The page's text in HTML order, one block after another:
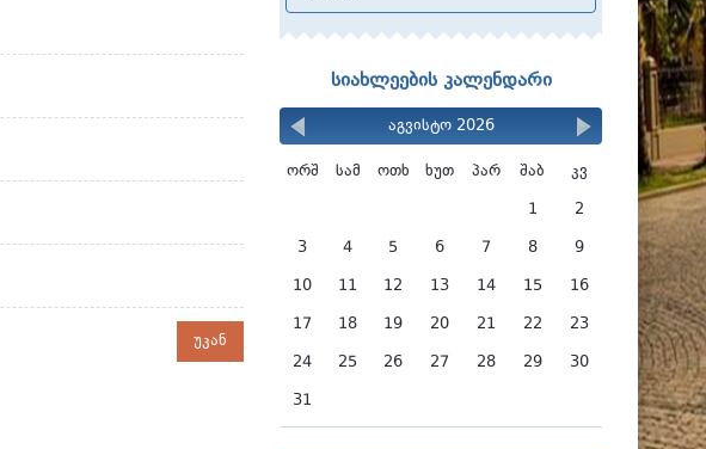
უკან
სიახლეების კალენდარი
აგვისტო 2026
ორშ სამ ოთხ ხუთ პარ შაბ კვ
1 2
3 4 5 6 7 8 9
10 11 12 13 14 15 16
17 18 19 20 21 22 23
24 25 26 27 28 29 30
31